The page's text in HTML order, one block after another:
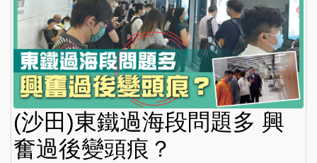
(沙田)東鐵過海段問題多 興
奮過後變頭痕？